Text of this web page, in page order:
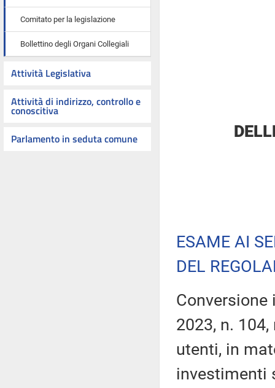
Comitato per la legislazione
Bollettino degli Organi Collegiali
Attività Legislativa
Attività di indirizzo, controllo e
conoscitiva
Parlamento in seduta comune
ESAME AI
DEL
Conversione
2023, n.
utenti, in
investimenti